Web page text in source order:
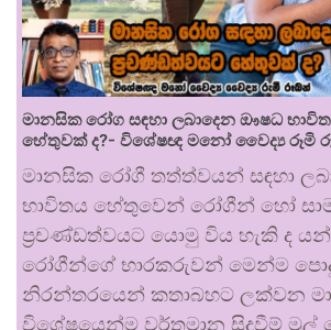
මානසික රෝග සඳහා ලබාදෙන ඖෂධ
හේතුවක් ද?- විශේෂඥ මනෝ වෛද්‍ය රූමි
මානසික රෝගී තත්ත්වයන් සඳහා
භාවිතය හේතුවෙන් රෝගීන් හෝ
ප්‍රචණ්ඩත්වයට යොමු විය හැකි ද
රෝගීන්ගේ භාරකරුවන් මෙන්ම පොදු
නිරන්තරයෙන් කතාබහට ලක්වන
විශේෂයෙන්ම වර්තමාන සිදුවීම් මුල්